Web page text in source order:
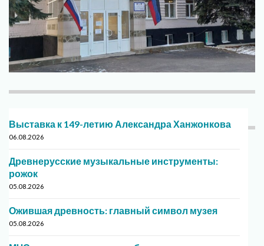
Выставка к 149-летию Александра Ханжонкова
06.08.2026
Древнерусские музыкальные инструменты:
рожок
05.08.2026
Ожившая древность: главный символ музея
05.08.2026